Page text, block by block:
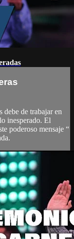
debe de trabajar en
inesperado. El
poderoso mensaje “